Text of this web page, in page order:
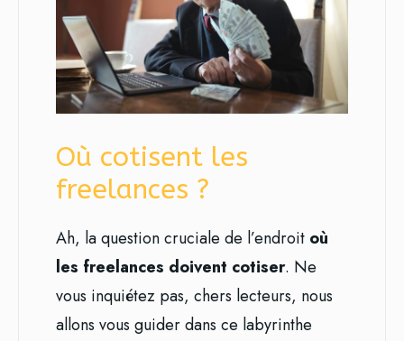
Où cotisent les
freelances ?
Ah, la question cruciale de l’endroit où
les freelances doivent cotiser. Ne
vous inquiétez pas, chers lecteurs, nous
allons vous guider dans ce labyrinthe